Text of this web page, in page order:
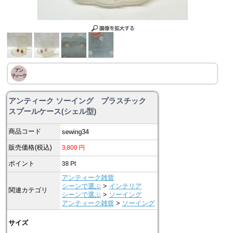
アンティーク ソーイング プラスチック
スプールケース(シェル型)
商品コード sewing34
販売価格(税込) 3,800 円
ポイント 38 Pt
関連カテゴリ
アンティーク雑貨
シーンで選ぶ > インテリア
シーンで選ぶ > ソーイング
アンティーク雑貨 > ソーイング
サイズ